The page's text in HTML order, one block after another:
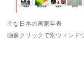
主な日本の画家年表
画像クリックで別ウィンド